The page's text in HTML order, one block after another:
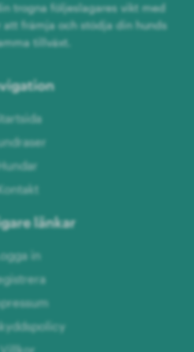
trogna följeslagares vikt med
att främja och stödja din hunds
tillväxt.
länkar
in